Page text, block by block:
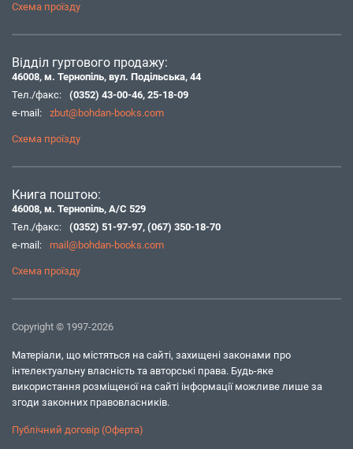
Схема проїзду
Відділ гуртового продажу:
46008, м. Тернопіль, вул. Подільська, 44
Тел./факс:
(0352) 43-00-46, 25-18-09
e-mail:
zbut@bohdan-books.com
Схема проїзду
Книга поштою:
46008, м. Тернопіль, А/С 529
Тел./факс:
(0352) 51-97-97, (067) 350-18-70
e-mail:
mail@bohdan-books.com
Схема проїзду
Copyright © 1997-2026
Матеріали, що містяться на сайті, захищені законами про
інтелектуальну власність та авторські права. Будь-яке
використання розміщеної на сайті інформації можливе лише за
згоди законних правовласників.
Публічний договір (Оферта)